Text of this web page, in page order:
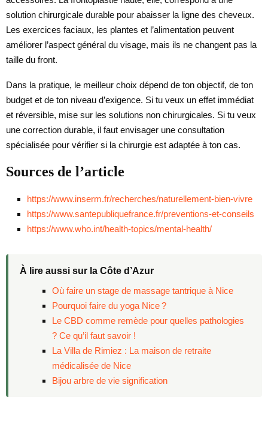
solution chirurgicale durable pour abaisser la ligne des cheveux.
Les exercices faciaux, les plantes et l’alimentation peuvent
améliorer l’aspect général du visage, mais ils ne changent pas la
taille du front.
Dans la pratique, le meilleur choix dépend de ton objectif, de ton
budget et de ton niveau d’exigence. Si tu veux un effet immédiat
et réversible, mise sur les solutions non chirurgicales. Si tu veux
une correction durable, il faut envisager une consultation
spécialisée pour vérifier si la chirurgie est adaptée à ton cas.
Sources de l’article
https://www.inserm.fr/recherches/naturellement-bien-vivre
https://www.santepubliquefrance.fr/preventions-et-conseils
https://www.who.int/health-topics/mental-health/
À lire aussi sur la Côte d’Azur
Où faire un stage de massage tantrique à Nice
Pourquoi faire du yoga Nice ?
Le CBD comme remède pour quelles pathologies
? Ce qu’il faut savoir !
La Villa de Rimiez : La maison de retraite
médicalisée de Nice
Bijou arbre de vie signification